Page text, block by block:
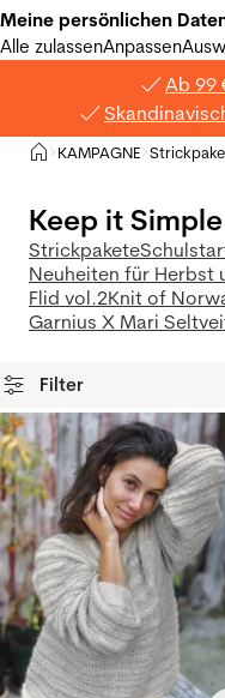
Meine persönlichen
Alle zulassenAnpassen
Ab 99
Privat
>KAMPAGNE >
Keep it Simple
Strickpakete
Neuheiten für Herbst
Flid vol.2Knit of
Garnius X Mari
Filter
Produkte